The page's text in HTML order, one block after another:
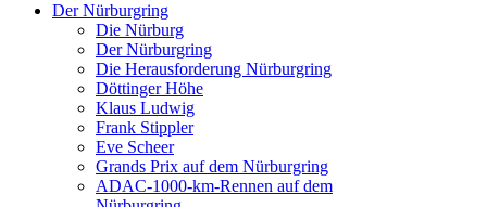
Der Nürburgring
Die Nürburg
Der Nürburgring
Die Herausforderung Nürburgring
Döttinger Höhe
Klaus Ludwig
Frank Stippler
Eve Scheer
Grands Prix auf dem Nürburgring
ADAC-1000-km-Rennen auf dem